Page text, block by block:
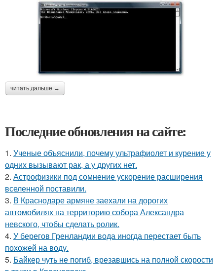
читать дальше →
Последние обновления на сайте:
1. Ученые объяснили, почему ультрафиолет и курение у
одних вызывают рак, а у других нет.
2. Астрофизики под сомнение ускорение расширения
вселенной поставили.
3. В Краснодаре армяне заехали на дорогих
автомобилях на территорию собора Александра
невского, чтобы сделать ролик.
4. У берегов Гренландии вода иногда перестает быть
похожей на воду.
5. Байкер чуть не погиб, врезавшись на полной скорости